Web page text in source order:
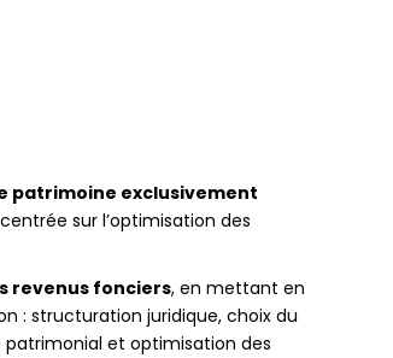
patrimoine exclusivement
sur l’optimisation des
revenus fonciers, en mettant en
: structuration juridique, choix du
et optimisation des